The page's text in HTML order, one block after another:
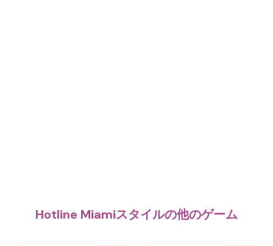
Hotline Miamiスタイルの他のゲーム